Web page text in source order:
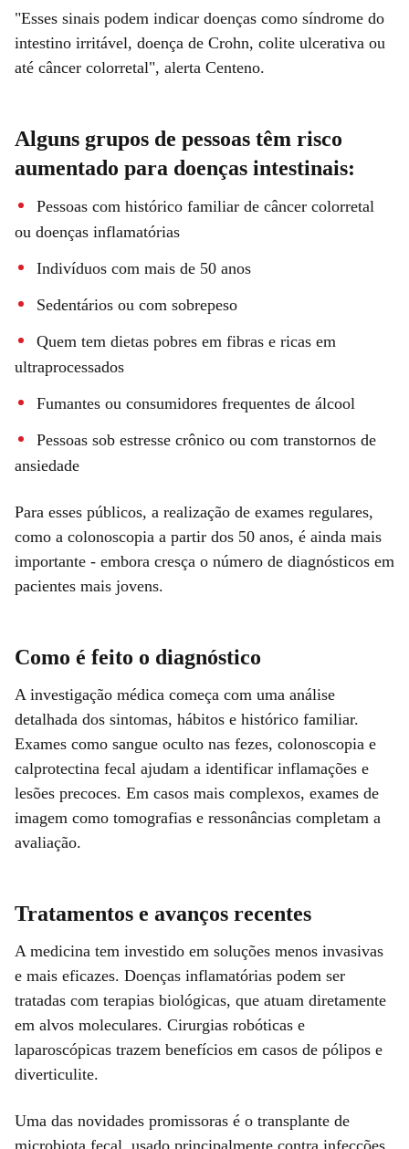
"Esses sinais podem indicar doenças como síndrome do
intestino irritável, doença de Crohn, colite ulcerativa ou
até câncer colorretal", alerta Centeno.
Alguns grupos de pessoas têm risco
aumentado para doenças intestinais:
Pessoas com histórico familiar de câncer colorretal
ou doenças inflamatórias
Indivíduos com mais de 50 anos
Sedentários ou com sobrepeso
Quem tem dietas pobres em fibras e ricas em
ultraprocessados
Fumantes ou consumidores frequentes de álcool
Pessoas sob estresse crônico ou com transtornos de
ansiedade
Para esses públicos, a realização de exames regulares,
como a colonoscopia a partir dos 50 anos, é ainda mais
importante - embora cresça o número de diagnósticos em
pacientes mais jovens.
Como é feito o diagnóstico
A investigação médica começa com uma análise
detalhada dos sintomas, hábitos e histórico familiar.
Exames como sangue oculto nas fezes, colonoscopia e
calprotectina fecal ajudam a identificar inflamações e
lesões precoces. Em casos mais complexos, exames de
imagem como tomografias e ressonâncias completam a
avaliação.
Tratamentos e avanços recentes
A medicina tem investido em soluções menos invasivas
e mais eficazes. Doenças inflamatórias podem ser
tratadas com terapias biológicas, que atuam diretamente
em alvos moleculares. Cirurgias robóticas e
laparoscópicas trazem benefícios em casos de pólipos e
diverticulite.
Uma das novidades promissoras é o transplante de
microbiota fecal, usado principalmente contra infecções